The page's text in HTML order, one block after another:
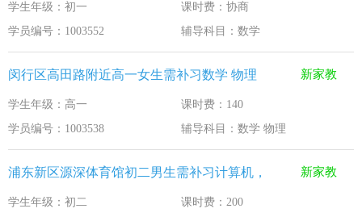
学生年级：初一
课时费：协商
学员编号：1003552
辅导科目：数学
闵行区高田路附近高一女生需补习数学 物理 新家教
学生年级：高一
课时费：140
学员编号：1003538
辅导科目：数学 物理
浦东新区源深体育馆初二男生需补习计算机， 新家教
学生年级：初二
课时费：200